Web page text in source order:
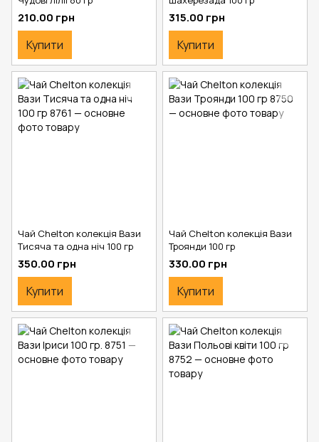
210.00 грн
Купити
315.00 грн
Купити
Чай Chelton колекція Вази
Тисяча та одна ніч 100 гр
350.00 грн
Купити
Чай Chelton колекція Вази
Троянди 100 гр
330.00 грн
Купити